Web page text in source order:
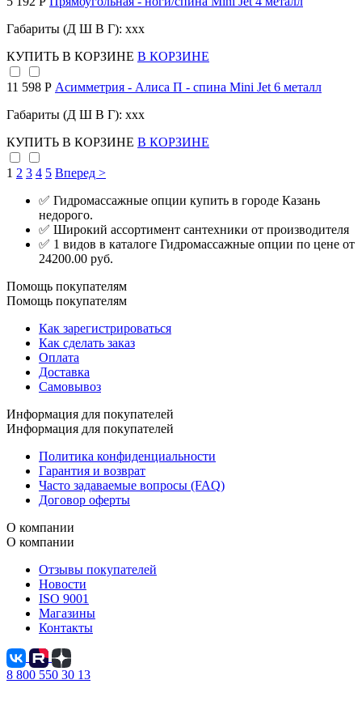
Габариты (Д Ш В Г): xxx
КУПИТЬ В КОРЗИНЕ В КОРЗИНЕ
11 598 Р Асимметрия - Алиса П - спина Mini Jet 6 металл
Габариты (Д Ш В Г): xxx
КУПИТЬ В КОРЗИНЕ В КОРЗИНЕ
1 2 3 4 5 Вперед >
✅ Гидромассажные опции купить в городе Казань
недорого.
✅ Широкий ассортимент сантехники от производителя
✅ 1 видов в каталоге Гидромассажные опции по цене от
24200.00 руб.
Помощь покупателям
Помощь покупателям
Как зарегистрироваться
Как сделать заказ
Оплата
Доставка
Самовывоз
Информация для покупателей
Информация для покупателей
Политика конфиденциальности
Гарантия и возврат
Часто задаваемые вопросы (FAQ)
Договор оферты
О компании
О компании
Отзывы покупателей
Новости
ISO 9001
Магазины
Контакты
8 800 550 30 13